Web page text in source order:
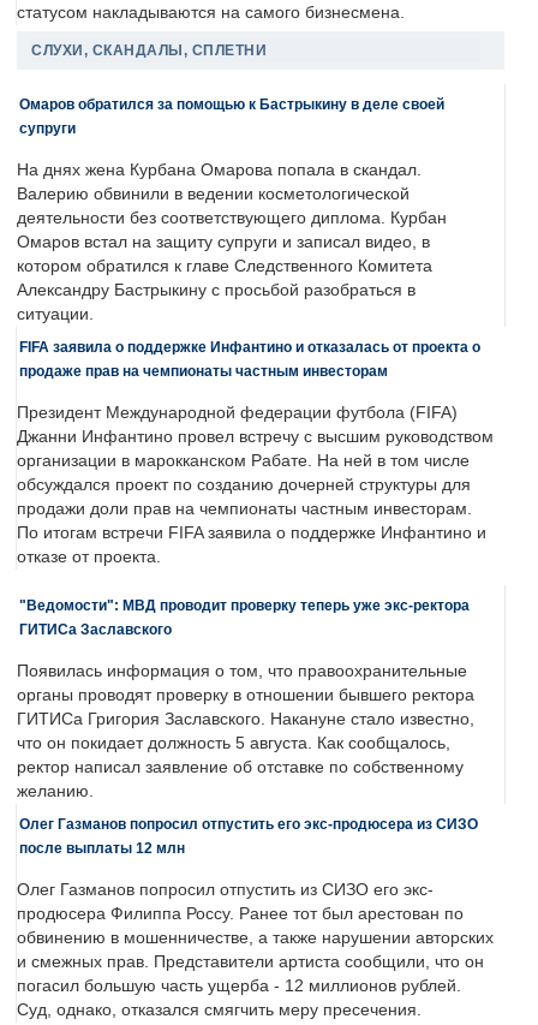
статусом накладываются на самого бизнесмена.
СЛУХИ, СКАНДАЛЫ, СПЛЕТНИ
Омаров обратился за помощью к Бастрыкину в деле своей
супруги
На днях жена Курбана Омарова попала в скандал.
Валерию обвинили в ведении косметологической
деятельности без соответствующего диплома. Курбан
Омаров встал на защиту супруги и записал видео, в
котором обратился к главе Следственного Комитета
Александру Бастрыкину с просьбой разобраться в
ситуации.
FIFA заявила о поддержке Инфантино и отказалась от проекта о
продаже прав на чемпионаты частным инвесторам
Президент Международной федерации футбола (FIFA)
Джанни Инфантино провел встречу с высшим руководством
организации в марокканском Рабате. На ней в том числе
обсуждался проект по созданию дочерней структуры для
продажи доли прав на чемпионаты частным инвесторам.
По итогам встречи FIFA заявила о поддержке Инфантино и
отказе от проекта.
"Ведомости": МВД проводит проверку теперь уже экс-ректора
ГИТИСа Заславского
Появилась информация о том, что правоохранительные
органы проводят проверку в отношении бывшего ректора
ГИТИСа Григория Заславского. Накануне стало известно,
что он покидает должность 5 августа. Как сообщалось,
ректор написал заявление об отставке по собственному
желанию.
Олег Газманов попросил отпустить его экс-продюсера из СИЗО
после выплаты 12 млн
Олег Газманов попросил отпустить из СИЗО его экс-
продюсера Филиппа Россу. Ранее тот был арестован по
обвинению в мошенничестве, а также нарушении авторских
и смежных прав. Представители артиста сообщили, что он
погасил большую часть ущерба - 12 миллионов рублей.
Суд, однако, отказался смягчить меру пресечения.